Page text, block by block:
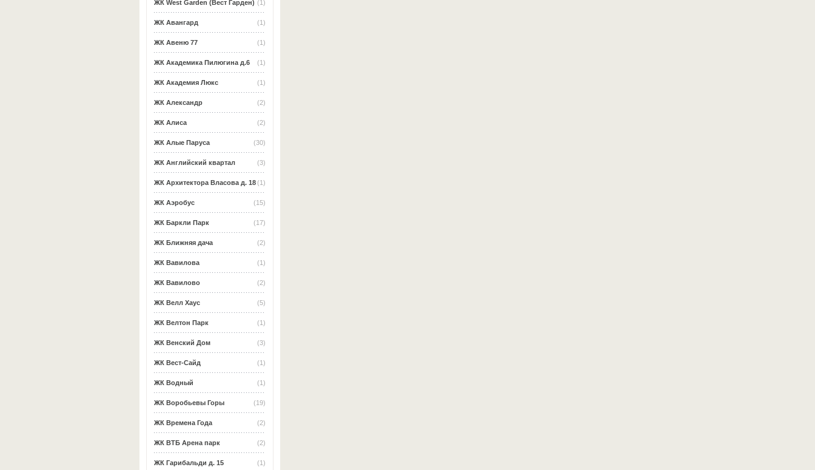
(1)
ЖК West Garden (Вест Гарден)
(1)
ЖК Авангард
(1)
ЖК Авеню 77
(1)
ЖК Академика Пилюгина д.6
(1)
ЖК Академия Люкс
(2)
ЖК Александр
(2)
ЖК Алиса
(30)
ЖК Алые Паруса
(3)
ЖК Английский квартал
(1)
ЖК Архитектора Власова д. 18
(15)
ЖК Аэробус
(17)
ЖК Баркли Парк
(2)
ЖК Ближняя дача
(1)
ЖК Вавилова
(2)
ЖК Вавилово
(5)
ЖК Велл Хаус
(1)
ЖК Велтон Парк
(3)
ЖК Венский Дом
(1)
ЖК Вест-Сайд
(1)
ЖК Водный
(19)
ЖК Воробьевы Горы
(2)
ЖК Времена Года
(2)
ЖК ВТБ Арена парк
(1)
ЖК Гарибальди д. 15